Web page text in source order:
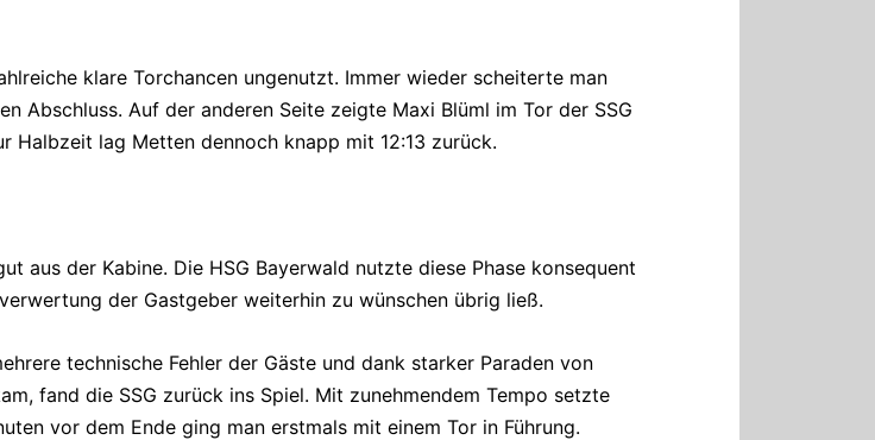
klare Torchancen ungenutzt. Immer wieder scheiterte man
Abschluss. Auf der anderen Seite zeigte Maxi Blüml im Tor der SSG
Halbzeit lag Metten dennoch knapp mit 12:13 zurück.
aus der Kabine. Die HSG Bayerwald nutzte diese Phase konsequent
der Gastgeber weiterhin zu wünschen übrig ließ.
technische Fehler der Gäste und dank starker Paraden von
fand die SSG zurück ins Spiel. Mit zunehmendem Tempo setzte
vor dem Ende ging man erstmals mit einem Tor in Führung.